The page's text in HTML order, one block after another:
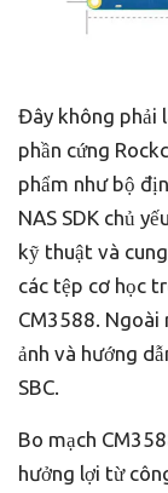
Đây không phải
phần cứng
phẩm như bộ
NAS SDK chủ
kỹ thuật và
các tệp cơ học
CM3588. Ngoài
ảnh và hướng
SBC.
Bo mạch
hưởng lợi từ